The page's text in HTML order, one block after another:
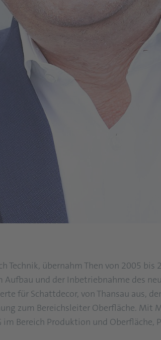
Technik, übernahm Then von 2005
und der Inbetriebnahme des
für Schattdecor, von Thansau aus,
zum Bereichsleiter Oberfläche. Mit
im Bereich Produktion und